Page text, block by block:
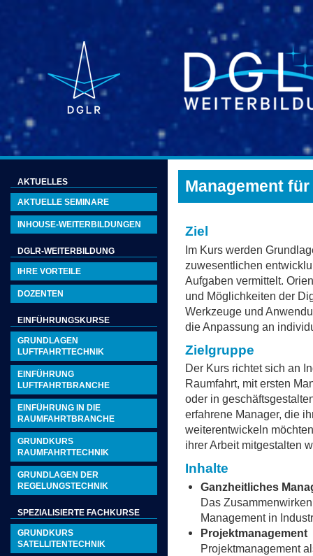
AKTUELLES
AKTUELLE SEMINARE
INHOUSE-WEITERBILDUNGEN
DGLR-WEITERBILDUNG
IHRE VORTEILE
DOZENTEN
EINFÜHRUNGSKURSE
GRUNDLAGEN
LUFTFAHRTTECHNIK
EINFÜHRUNG
LUFTFAHRTBRANCHE
EINFÜHRUNG IN DIE
RAUMFAHRTBRANCHE
GRUNDKURS
RAUMFAHRTTECHNIK
GRUNDLAGEN DER
REGELUNGSTECHNIK
SPEZIALISIERTE FACHKURSE
GRUNDKURS
SATELLITENTECHNIK
Management
Ziel
Im Kurs werden
zuwesentlichen
Aufgaben vermittelt.
und Möglichkeiten der
Werkzeuge und
die Anpassung an
Zielgruppe
Der Kurs richtet sich an
Raumfahrt, mit ersten
oder in
erfahrene Manager, die
weiterentwickeln
ihrer Arbeit mitgestalten
Inhalte
Ganzheitliches
Das
Management in
Projektmanagement
Projektmanagement